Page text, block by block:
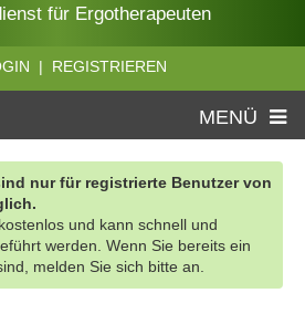
für Ergotherapeuten
| REGISTRIEREN
MENÜ
nur für registrierte Benutzer von
und kann schnell und
werden. Wenn Sie bereits ein
melden Sie sich bitte an.